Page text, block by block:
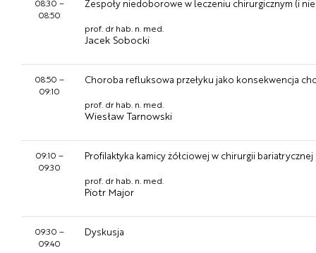
08:30 –
08:50
Zespoły niedoborowe w leczeniu chirurgicznym (i
prof. dr hab. n. med.
Jacek Sobocki
08:50 –
09:10
Choroba refluksowa przełyku jako konsekwencja
prof. dr hab. n. med.
Wiesław Tarnowski
09:10 –
09:30
Profilaktyka kamicy żółciowej w chirurgii bariatrycznej
prof. dr hab. n. med.
Piotr Major
09:30 –
09:40
Dyskusja